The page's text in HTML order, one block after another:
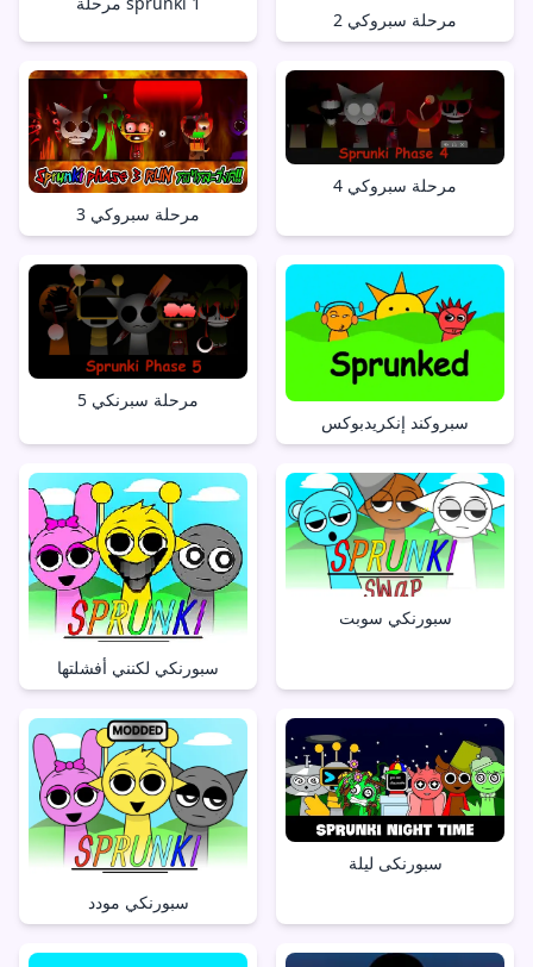
مرحلة سبروكي 2
مرحلة سبروكي 3
مرحلة سبروكي 4
مرحلة سبرنكي 5
سبروكند إنكريدبوكس
سبورنكي لكنني أفشلتها
سبورنكي سوبت
سبورنكي مودد
سبورنكی ليلة